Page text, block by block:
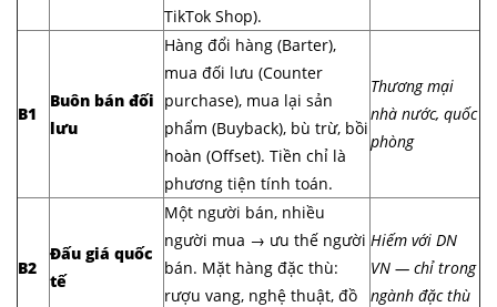
TikTok Shop).
B1
Buôn bán đối
lưu
Hàng đổi hàng (Barter),
mua đối lưu (Counter
purchase), mua lại sản
phẩm (Buyback), bù trừ, bồi
hoàn (Offset). Tiền chỉ là
phương tiện tính toán.
Thương mại
nhà nước, quốc
phòng
B2
Đấu giá quốc
tế
Một người bán, nhiều
người mua → ưu thế người
bán. Mặt hàng đặc thù:
rượu vang, nghệ thuật, đồ
Hiếm với DN
VN — chỉ trong
ngành đặc thù